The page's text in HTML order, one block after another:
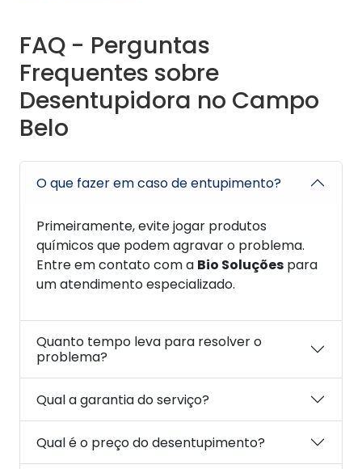
FAQ - Perguntas
Frequentes sobre
Desentupidora no Campo
Belo
O que fazer em caso de entupimento?
Primeiramente, evite jogar produtos
químicos que podem agravar o problema.
Entre em contato com a Bio Soluções para
um atendimento especializado.
Quanto tempo leva para resolver o
problema?
Qual a garantia do serviço?
Qual é o preço do desentupimento?